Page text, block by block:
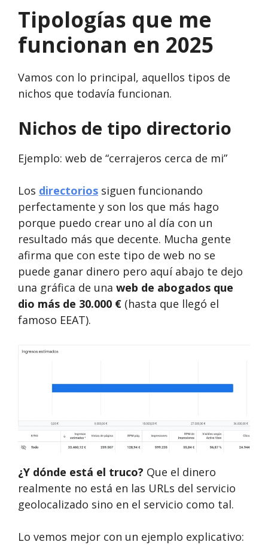
Tipologías que me
funcionan en 2025
Vamos con lo principal, aquellos tipos de
nichos que todavía funcionan.
Nichos de tipo directorio
Ejemplo: web de “cerrajeros cerca de mi”
Los directorios siguen funcionando
perfectamente y son los que más hago
porque puedo crear uno al día con un
resultado más que decente. Mucha gente
afirma que con este tipo de web no se
puede ganar dinero pero aquí abajo te dejo
una gráfica de una web de abogados que
dio más de 30.000 € (hasta que llegó el
famoso EEAT).
¿Y dónde está el truco? Que el dinero
realmente no está en las URLs del servicio
geolocalizado sino en el servicio como tal.
Lo vemos mejor con un ejemplo explicativo: